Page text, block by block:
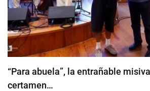
“Para abuela”, la entrañable
certamen…